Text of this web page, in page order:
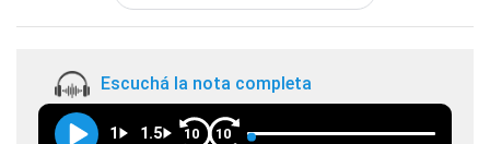
Escuchá la nota completa
1 1.5 10 10